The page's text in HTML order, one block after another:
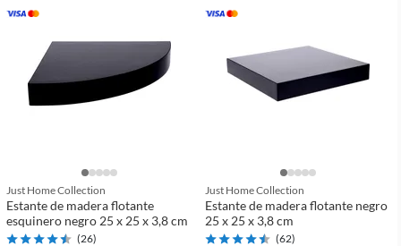
Just Home Collection
Estante de madera flotante
esquinero negro 25 x 25 x 3,8 cm
(26)
Just Home Collection
Estante de madera flotante negro
25 x 25 x 3,8 cm
(62)